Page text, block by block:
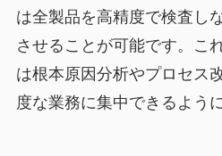
は全製品を高精度で検査し
させることが可能です。こ
は根本原因分析やプロセス
度な業務に集中できるよう